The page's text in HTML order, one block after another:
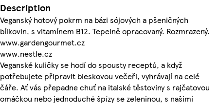
Description
Veganský hotový pokrm na bázi sójových a pšeničných
bílkovin, s vitamínem B12. Tepelně opracovaný. Rozmrazený.
www.gardengourmet.cz
www.nestle.cz
Veganské kuličky se hodí do spousty receptů, a když
potřebujete připravit bleskovou večeři, vyhrávají na celé
čáře. Ať vás přepadne chuť na italské těstoviny s rajčatovou
omáčkou nebo jednoduché špízy se zeleninou, s našimi